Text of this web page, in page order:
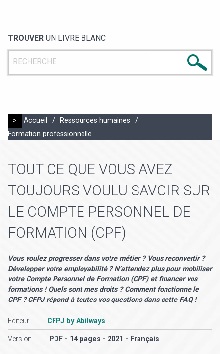
TROUVER UN LIVRE BLANC
> Accueil / Ressources humaines
/
Formation professionnelle
TOUT CE QUE VOUS AVEZ
TOUJOURS VOULU SAVOIR SUR
LE COMPTE PERSONNEL DE
FORMATION (CPF)
Vous voulez progresser dans votre métier ? Vous reconvertir ?
Développer votre employabilité ? N’attendez plus pour mobiliser
votre Compte Personnel de Formation (CPF) et financer vos
formations ! Quels sont mes droits ? Comment fonctionne le
CPF ? CFPJ répond à toutes vos questions dans cette FAQ !
Editeur CFPJ by Abilways
Version PDF - 14 pages - 2021 - Français